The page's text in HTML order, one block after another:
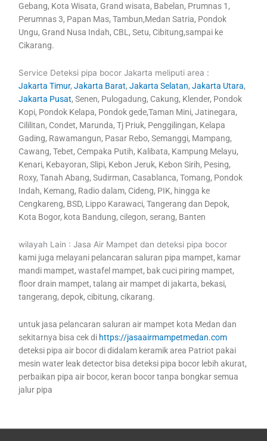
Gebang, Kota Wisata, Grand wisata, Babelan, Prumnas 1,
Perumnas 3, Papan Mas, Tambun,Medan Satria, Pondok
Ungu, Grand Nusa Indah, CBL, Setu, Cibitung,sampai ke
Cikarang.
Service Deteksi pipa bocor Jakarta meliputi area :
Jakarta Timur,Jakarta Barat,Jakarta Selatan,Jakarta Utara,
Jakarta Pusat, Senen, Pulogadung, Cakung, Klender, Pondok
Kopi, Pondok Kelapa, Pondok gede,Taman Mini, Jatinegara,
Cililitan, Condet, Marunda, Tj Priuk, Penggilingan, Kelapa
Gading, Rawamangun, Pasar Rebo, Semanggi, Mampang,
Cawang, Tebet, Cempaka Putih, Kalibata, Kampung Melayu,
Kenari, Kebayoran, Slipi, Kebon Jeruk, Kebon Sirih, Pesing,
Roxy, Tanah Abang, Sudirman, Casablanca, Tomang, Pondok
Indah, Kemang, Radio dalam, Cideng, PIK, hingga ke
Cengkareng, BSD, Lippo Karawaci, Tangerang dan Depok,
Kota Bogor, kota Bandung, cilegon, serang, Banten
wilayah Lain : Jasa Air Mampet dan deteksi pipa bocor
kami juga melayani pelancaran saluran pipa mampet, kamar
mandi mampet, wastafel mampet, bak cuci piring mampet,
floor drain mampet, talang air mampet di jakarta, bekasi,
tangerang, depok, cibitung, cikarang.
untuk jasa pelancaran saluran air mampet kota Medan dan
sekitarnya bisa cek di https://jasaairmampetmedan.com
deteksi pipa air bocor di didalam keramik area Patriot pakai
mesin water leak detector bisa deteksi pipa bocor lebih akurat,
perbaikan pipa air bocor, keran bocor tanpa bongkar semua
jalur pipa